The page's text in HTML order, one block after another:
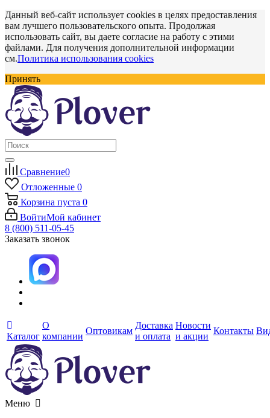
Данный веб-сайт использует cookies в целях предоставления
вам лучшего пользовательского опыта. Продолжая
использовать сайт, вы даете согласие на работу с этими
файлами. Для получения дополнительной информации
см.Политика использования cookies
Принять
Сравнение0
Отложенные 0
Корзина пуста 0
ВойтиМой кабинет
8 (800) 511-05-45
Заказать звонок
Каталог
О
компании
Оптовикам
Доставка
и оплата
Новости
и акции
Контакты
Меню